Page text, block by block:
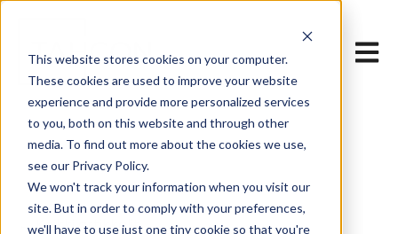
This website stores cookies on your computer.
These cookies are used to improve your website
experience and provide more personalized services
to you, both on this website and through other
media. To find out more about the cookies we use,
see our Privacy Policy.
We won't track your information when you visit our
site. But in order to comply with your preferences,
we'll have to use just one tiny cookie so that you're
Open
Kaikki artikkelit